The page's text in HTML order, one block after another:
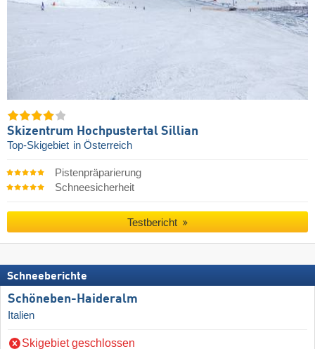
Skizentrum Hochpustertal Sillian
Top-Skigebiet in Österreich
Pistenpräparierung
Schneesicherheit
Testbericht
Schneeberichte
Schöneben-Haideralm
Italien
Skigebiet geschlossen